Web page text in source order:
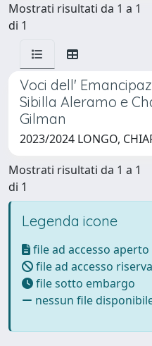
Mostrati risultati da 1 a 1
di 1
Voci dell'
Sibilla Aleramo e
Gilman
2023/2024 LONGO,
Mostrati risultati da 1 a 1
di 1
Legenda icone
file ad accesso aperto
file ad accesso
file sotto embargo
nessun file